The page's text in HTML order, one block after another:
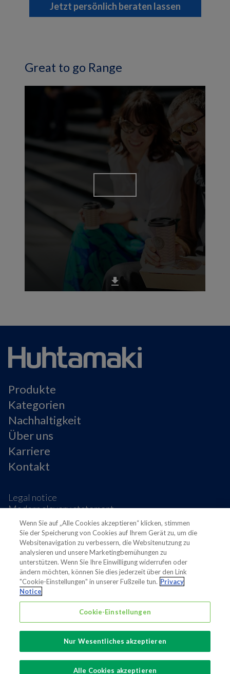
Jetzt persönlich beraten lassen
Great to go Range
get_app
Produkte
Kategorien
Nachhaltigkeit
Über uns
Karriere
Kontakt
Legal notice
Modern slavery statement
Privacy notice
Terms & conditions
Cookie-Präferenzen
Also of interest
Sustainable Packaging Solutions
Media contacts
Global supplier of food and beverage packaging
Wenn Sie auf „Alle Cookies akzeptieren“ klicken, stimmen
Sie der Speicherung von Cookies auf Ihrem Gerät zu, um die
Websitenavigation zu verbessern, die Websitenutzung zu
analysieren und unsere Marketingbemühungen zu
unterstützen. Wenn Sie Ihre Einwilligung widerrufen oder
ändern möchten, können Sie dies jederzeit über den Link
"Cookie-Einstellungen" in unserer Fußzeile tun. Privacy
Notice
Cookie-Einstellungen
Nur Wesentliches akzeptieren
Alle Cookies akzeptieren